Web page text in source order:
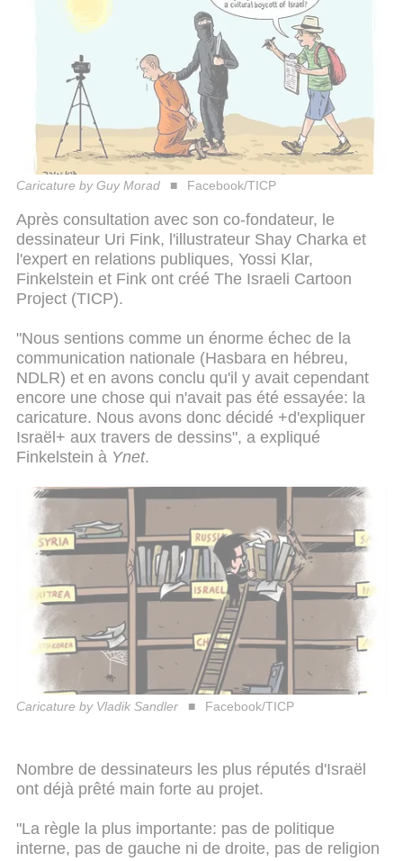
Caricature by Guy Morad Facebook/TICP
Après consultation avec son co-fondateur, le
dessinateur Uri Fink, l'illustrateur Shay Charka et
l'expert en relations publiques, Yossi Klar,
Finkelstein et Fink ont créé The Israeli Cartoon
Project (TICP).
"Nous sentions comme un énorme échec de la
communication nationale (Hasbara en hébreu,
NDLR) et en avons conclu qu'il y avait cependant
encore une chose qui n'avait pas été essayée: la
caricature. Nous avons donc décidé +d'expliquer
Israël+ aux travers de dessins", a expliqué
Finkelstein à Ynet.
Caricature by Vladik Sandler Facebook/TICP
Nombre de dessinateurs les plus réputés d'Israël
ont déjà prêté main forte au projet.
"La règle la plus importante: pas de politique
interne, pas de gauche ni de droite, pas de religion